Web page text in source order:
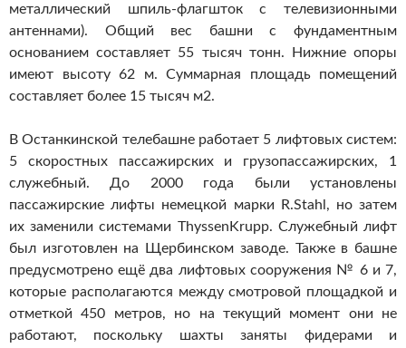
металлический шпиль-флагшток с телевизионными
антеннами). Общий вес башни с фундаментным
основанием составляет 55 тысяч тонн. Нижние опоры
имеют высоту 62 м. Суммарная площадь помещений
составляет более 15 тысяч м2.
В Останкинской телебашне работает 5 лифтовых систем:
5 скоростных пассажирских и грузопассажирских, 1
служебный. До 2000 года были установлены
пассажирские лифты немецкой марки R.Stahl, но затем
их заменили системами ThyssenKrupp. Служебный лифт
был изготовлен на Щербинском заводе. Также в башне
предусмотрено ещё два лифтовых сооружения № 6 и 7,
которые располагаются между смотровой площадкой и
отметкой 450 метров, но на текущий момент они не
работают, поскольку шахты заняты фидерами и